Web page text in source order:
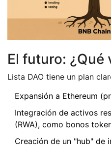
El futuro: ¿Qué
Lista DAO tiene un plan
Expansión a Ethereum
Integración de activos
(RWA), como bonos
Creación de un "hub" de